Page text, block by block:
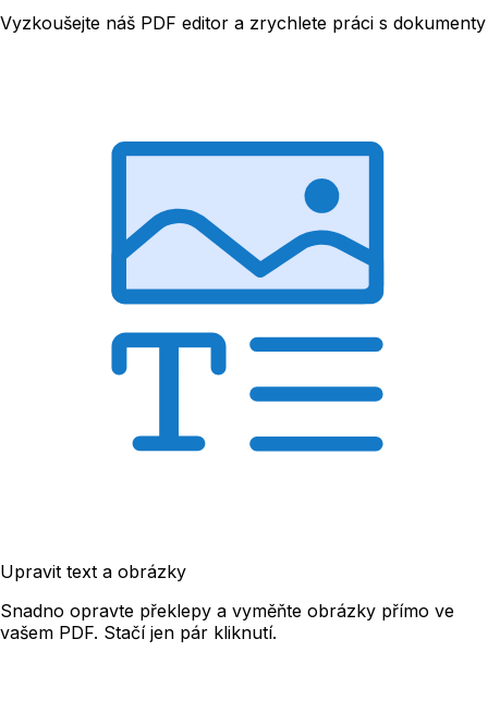
Vyzkoušejte náš PDF editor a zrychlete práci s dokumenty
Upravit text a obrázky
Snadno opravte překlepy a vyměňte obrázky přímo ve
vašem PDF. Stačí jen pár kliknutí.